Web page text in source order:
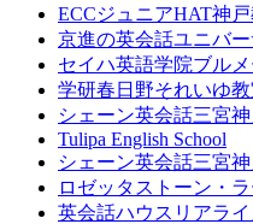
ECCジュニアHAT神
京進の英会話ユニバ
セイハ英語学院ブル
学研春日野それいゆ教
シェーン英会話三宮
Tulipa English School
シェーン英会話三宮
ロゼッタストーン・
英会話ハウスリアラ